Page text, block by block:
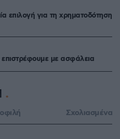
επιλογή για τη χρηματοδότηση
με ασφάλεια
Σχολιασμένα